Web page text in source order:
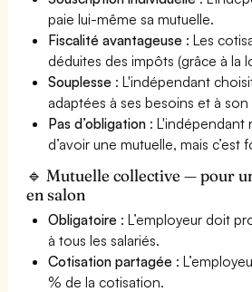
paie lui-même sa mutuelle.
Fiscalité avantageuse : Les
déduites des impôts (grâce à la
Souplesse : L'indépendant
adaptées à ses besoins et à
Pas d’obligation : L'indépendant
d’avoir une mutuelle, mais
🔹 Mutuelle collective — pour
en salon
Obligatoire : L’employeur doit
à tous les salariés.
Cotisation partagée :
% de la cotisation.